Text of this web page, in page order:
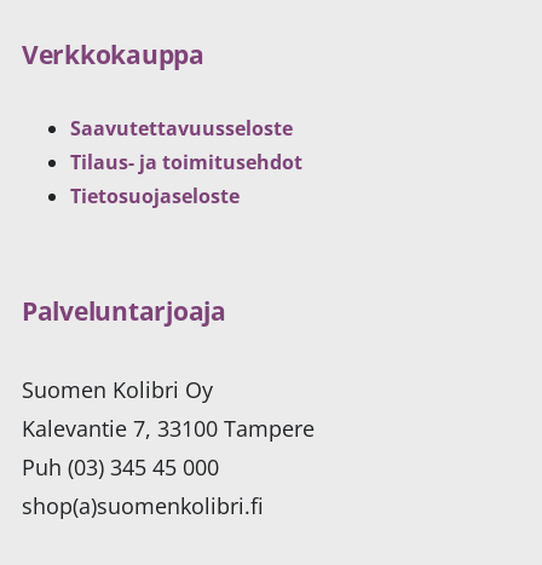
Verkkokauppa
Saavutettavuusseloste
Tilaus- ja toimitusehdot
Tietosuojaseloste
Palveluntarjoaja
Suomen Kolibri Oy
Kalevantie 7, 33100 Tampere
Puh (03) 345 45 000
shop(a)suomenkolibri.fi